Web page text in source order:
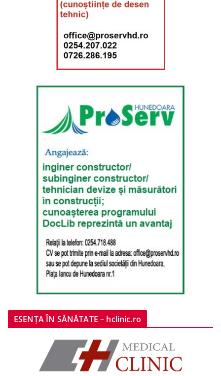
ESENȚA ÎN SĂNĂTATE – hclinic.ro